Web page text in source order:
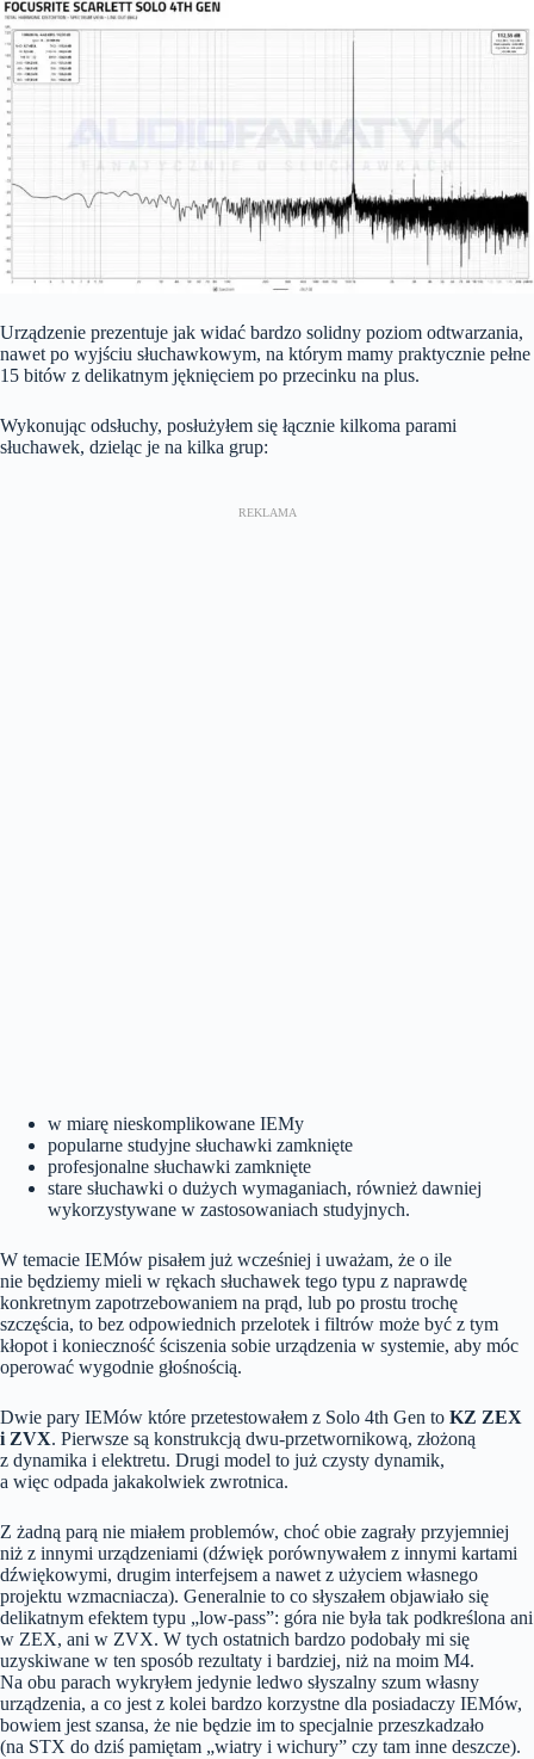
Urządzenie prezentuje jak widać bardzo solidny poziom odtwarzania,
nawet po wyjściu słuchawkowym, na którym mamy praktycznie pełne
15 bitów z delikatnym jęknięciem po przecinku na plus.
Wykonując odsłuchy, posłużyłem się łącznie kilkoma parami
słuchawek, dzieląc je na kilka grup:
w miarę nieskomplikowane IEMy
popularne studyjne słuchawki zamknięte
profesjonalne słuchawki zamknięte
stare słuchawki o dużych wymaganiach, również dawniej
wykorzystywane w zastosowaniach studyjnych.
W temacie IEMów pisałem już wcześniej i uważam, że o ile
nie będziemy mieli w rękach słuchawek tego typu z naprawdę
konkretnym zapotrzebowaniem na prąd, lub po prostu trochę
szczęścia, to bez odpowiednich przelotek i filtrów może być z tym
kłopot i konieczność ściszenia sobie urządzenia w systemie, aby móc
operować wygodnie głośnością.
Dwie pary IEMów które przetestowałem z Solo 4th Gen to KZ ZEX
i ZVX. Pierwsze są konstrukcją dwu-przetwornikową, złożoną
z dynamika i elektretu. Drugi model to już czysty dynamik,
a więc odpada jakakolwiek zwrotnica.
Z żadną parą nie miałem problemów, choć obie zagrały przyjemniej
niż z innymi urządzeniami (dźwięk porównywałem z innymi kartami
dźwiękowymi, drugim interfejsem a nawet z użyciem własnego
projektu wzmacniacza). Generalnie to co słyszałem objawiało się
delikatnym efektem typu „low-pass”: góra nie była tak podkreślona ani
w ZEX, ani w ZVX. W tych ostatnich bardzo podobały mi się
uzyskiwane w ten sposób rezultaty i bardziej, niż na moim M4.
Na obu parach wykryłem jedynie ledwo słyszalny szum własny
urządzenia, a co jest z kolei bardzo korzystne dla posiadaczy IEMów,
bowiem jest szansa, że nie będzie im to specjalnie przeszkadzało
(na STX do dziś pamiętam „wiatry i wichury” czy tam inne deszcze).